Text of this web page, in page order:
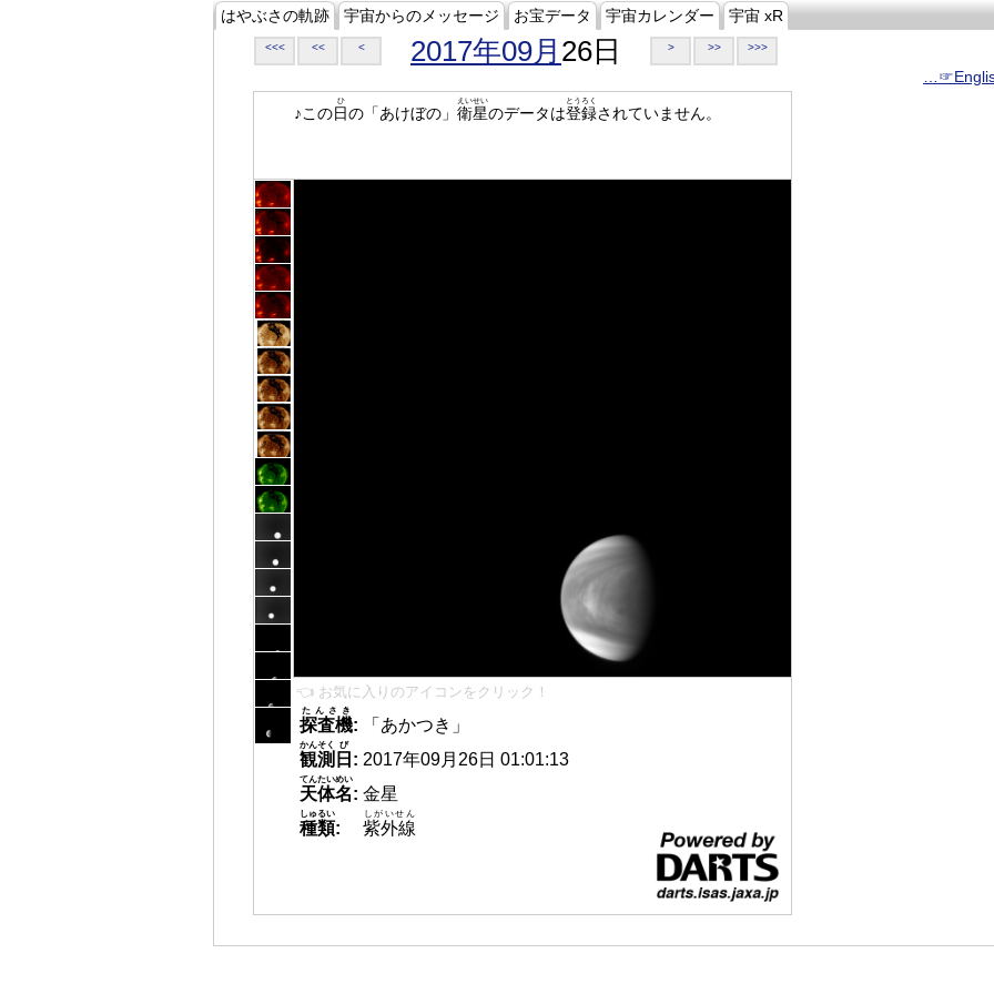
はやぶさの軌跡 宇宙からのメッセージ お宝データ 宇宙カレンダー 宇宙 xR
<<< << < 2017年09月 26日 > >> >>>
♪この日
ひ
の「あけぼの」 衛星
えいせい
のデータは登録
とうろく
されていません。
👈 お気に入りのアイコンをクリック！
探査機
たんさき
:
「あかつき」
観測
かんそく
日
び
: 2017年09月26日 01:01:13
天体名
てんたいめい
: 金星
種類
しゅるい
: 紫外線
しがいせん